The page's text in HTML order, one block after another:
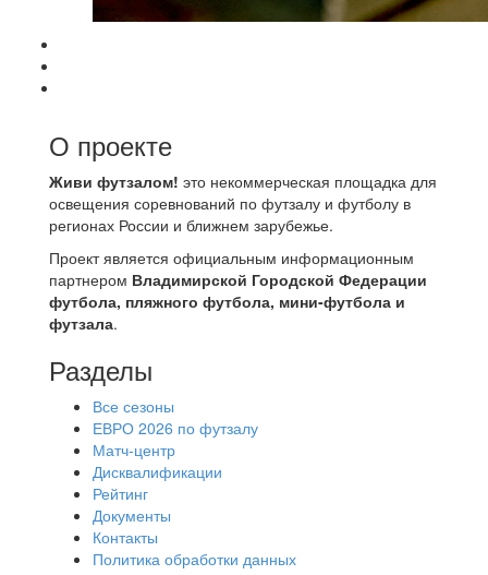
О проекте
Живи футзалом! это некоммерческая площадка для
освещения соревнований по футзалу и футболу в
регионах России и ближнем зарубежье.
Проект является официальным информационным
партнером Владимирской Городской Федерации
футбола, пляжного футбола, мини-футбола и
футзала.
Разделы
Все сезоны
ЕВРО 2026 по футзалу
Матч-центр
Дисквалификации
Рейтинг
Документы
Контакты
Политика обработки данных